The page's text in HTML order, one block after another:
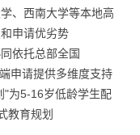
、西南大学等本地高
申请优劣势
依托总部全国
申请提供多维度支持
"为5-16岁低龄学生配
教育规划